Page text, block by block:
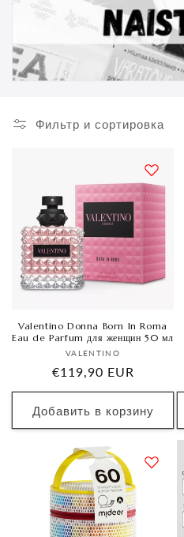
Фильтр и сортировка
Valentino Donna Born In Roma
Eau de Parfum для женщин 50 мл
Продавец:
VALENTINO
Обычная
цена
€119,90 EUR
Добавить в корзину